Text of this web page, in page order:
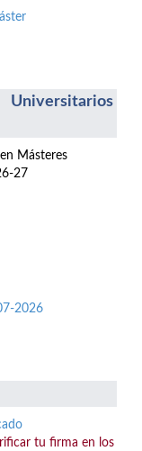
Másteres
27
2026
tu firma en los